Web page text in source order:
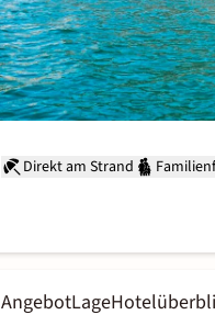
Direkt am Strand
AngebotLage